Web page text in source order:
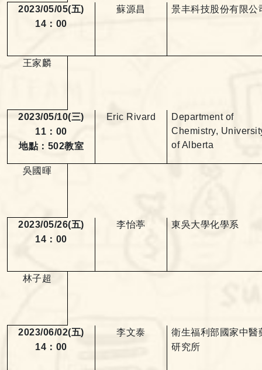
2023/05/05(五)
14 ： 00
蘇源昌 景丰科技股份有限公
王家麟
2023/05/10(三)
11 ： 00
地點： 502教室
Eric Rivard
Department of
Chemistry,
of Alberta
吳國暉
2023/05/26(五)
14 ： 00
李怡葶 東吳大學化學系
林子超
2023/06/02(五)
14 ： 00
李文泰
衛生福利部國家中醫
研究所